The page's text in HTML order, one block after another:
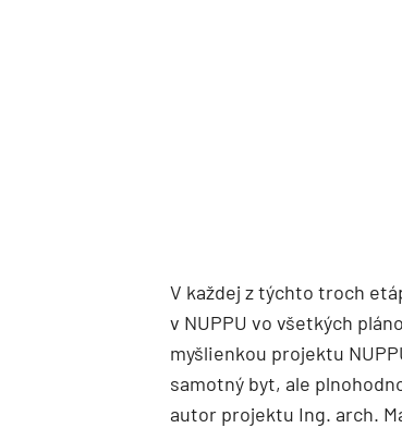
V každej z týchto troch
v NUPPU vo všetkých
myšlienkou projektu
samotný byt, ale
autor projektu Ing. arch.